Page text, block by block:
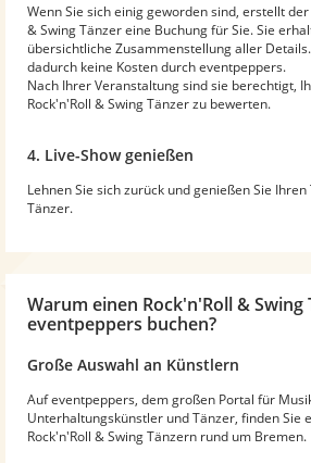
Wenn Sie sich einig geworden sind, erstellt
& Swing Tänzer eine Buchung für Sie. Sie
übersichtliche Zusammenstellung aller
dadurch keine Kosten durch eventpeppers.
Nach Ihrer Veranstaltung sind sie berechtigt,
Rock'n'Roll & Swing Tänzer zu bewerten.
4. Live-Show genießen
Lehnen Sie sich zurück und genießen Sie
Tänzer.
Warum einen Rock'n'Roll & Swing
eventpeppers buchen?
Große Auswahl an Künstlern
Auf eventpeppers, dem großen Portal für
Unterhaltungskünstler und Tänzer, finden Sie
Rock'n'Roll & Swing Tänzern rund um Bremen.